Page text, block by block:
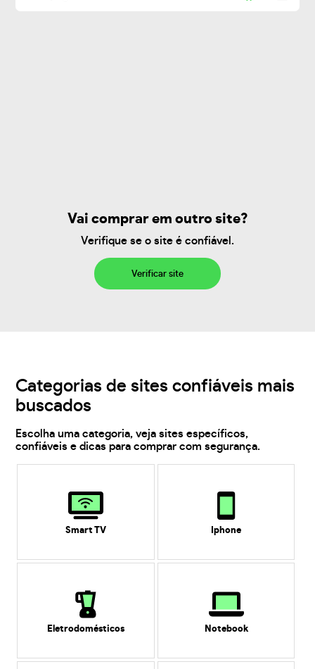
Vai comprar em outro site?
Verifique se o site é confiável.
Verificar site
Categorias de sites confiáveis mais
buscados
Escolha uma categoria, veja sites específicos,
confiáveis e dicas para comprar com segurança.
Smart TV Iphone
Eletrodomésticos Notebook